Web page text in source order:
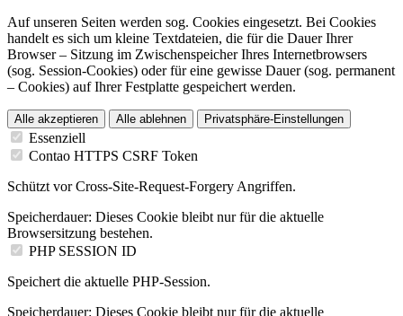
Auf unseren Seiten werden sog. Cookies eingesetzt. Bei Cookies
handelt es sich um kleine Textdateien, die für die Dauer Ihrer
Browser – Sitzung im Zwischenspeicher Ihres Internetbrowsers
(sog. Session-Cookies) oder für eine gewisse Dauer (sog. permanent
– Cookies) auf Ihrer Festplatte gespeichert werden.
Alle akzeptieren Alle ablehnen Privatsphäre-Einstellungen
Essenziell
Contao HTTPS CSRF Token
Schützt vor Cross-Site-Request-Forgery Angriffen.
Speicherdauer: Dieses Cookie bleibt nur für die aktuelle
Browsersitzung bestehen.
PHP SESSION ID
Speichert die aktuelle PHP-Session.
Speicherdauer: Dieses Cookie bleibt nur für die aktuelle